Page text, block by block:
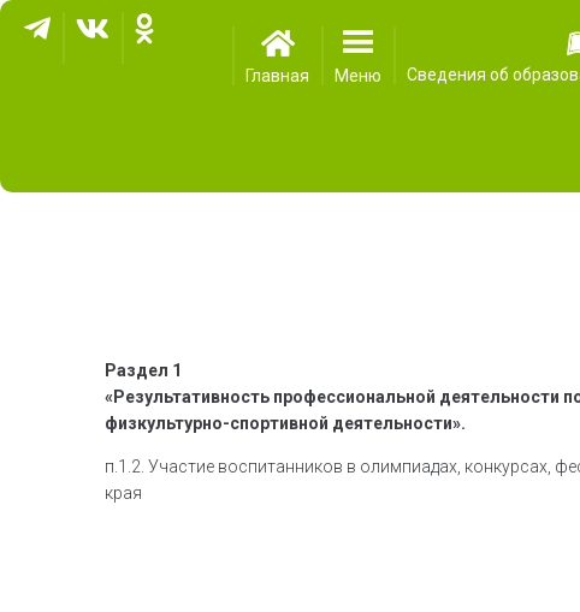
Главная Меню Сведения об
Раздел 1
«Результативность профессиональной деятельности
физкультурно-спортивной деятельности».
п.1.2. Участие воспитанников в олимпиадах, конкурсах,
края